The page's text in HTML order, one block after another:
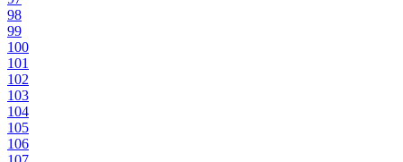
98
99
100
101
102
103
104
105
106